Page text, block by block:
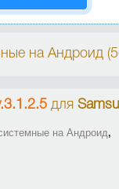
на Андроид
для
на Андроид